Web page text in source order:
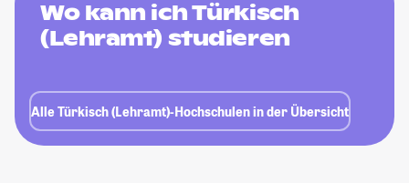
Wo kann ich Türkisch
(Lehramt) studieren
Alle Türkisch (Lehramt)-Hochschulen in der Übersicht